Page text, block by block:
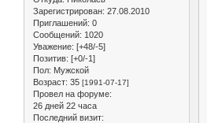
Зарегистрирован: 27.08.2010
Приглашений: 0
Сообщений: 1020
Уважение: [+48/-5]
Позитив: [+0/-1]
Пол: Мужской
Возраст: 35 [1991-07-17]
Провел на форуме:
26 дней 22 часа
Последний визит: